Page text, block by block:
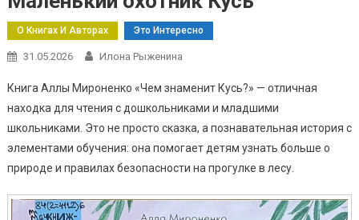
О Книгах И Авторах Это Интересно
31.05.2026 Илона Рыженина
Книга Аллы Мироненко «Чем знаменит Кусь?» — отличная
находка для чтения с дошкольниками и младшими
школьниками. Это не просто сказка, а познавательная история с
элементами обучения: она помогает детям узнать больше о
природе и правилах безопасности на прогулке в лесу.